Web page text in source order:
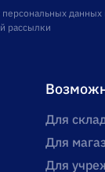
данных
рассылки
Для
Для
Для